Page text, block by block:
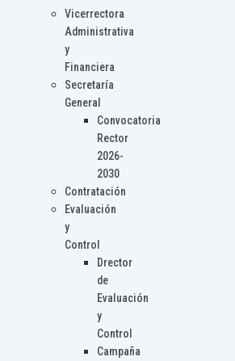
Vicerrectora
Administrativa
y
Financiera
Secretaría
General
Convocatoria
Rector
2026-
2030
Contratación
Evaluación
y
Control
Drector
de
Evaluación
y
Control
Campaña